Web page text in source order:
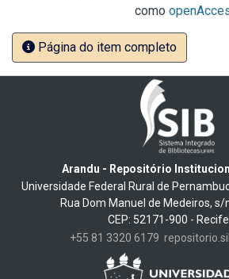
como
Página do item completo
Arandu - Repositório
Universidade Federal Rural de
Rua Dom Manuel de Medeiros, s/
CEP: 52171-900 -
+55 81 3320 6179